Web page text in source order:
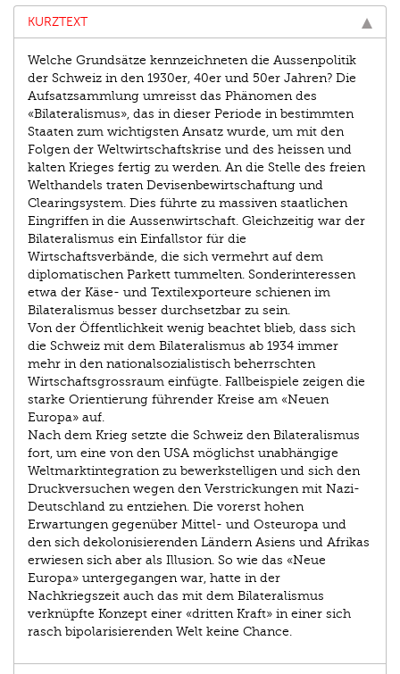
KURZTEXT
Welche Grundsätze kennzeichneten die Aussenpolitik
der Schweiz in den 1930er, 40er und 50er Jahren? Die
Aufsatzsammlung umreisst das Phänomen des
«Bilateralismus», das in dieser Periode in bestimmten
Staaten zum wichtigsten Ansatz wurde, um mit den
Folgen der Weltwirtschaftskrise und des heissen und
kalten Krieges fertig zu werden. An die Stelle des freien
Welthandels traten Devisenbewirtschaftung und
Clearingsystem. Dies führte zu massiven staatlichen
Eingriffen in die Aussenwirtschaft. Gleichzeitig war der
Bilateralismus ein Einfallstor für die
Wirtschaftsverbände, die sich vermehrt auf dem
diplomatischen Parkett tummelten. Sonderinteressen
etwa der Käse- und Textilexporteure schienen im
Bilateralismus besser durchsetzbar zu sein.
Von der Öffentlichkeit wenig beachtet blieb, dass sich
die Schweiz mit dem Bilateralismus ab 1934 immer
mehr in den nationalsozialistisch beherrschten
Wirtschaftsgrossraum einfügte. Fallbeispiele zeigen die
starke Orientierung führender Kreise am «Neuen
Europa» auf.
Nach dem Krieg setzte die Schweiz den Bilateralismus
fort, um eine von den USA möglichst unabhängige
Weltmarktintegration zu bewerkstelligen und sich den
Druckversuchen wegen den Verstrickungen mit Nazi-
Deutschland zu entziehen. Die vorerst hohen
Erwartungen gegenüber Mittel- und Osteuropa und
den sich dekolonisierenden Ländern Asiens und Afrikas
erwiesen sich aber als Illusion. So wie das «Neue
Europa» untergegangen war, hatte in der
Nachkriegszeit auch das mit dem Bilateralismus
verknüpfte Konzept einer «dritten Kraft» in einer sich
rasch bipolarisierenden Welt keine Chance.